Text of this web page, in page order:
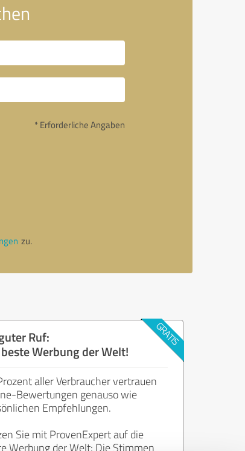
* Erforderliche Angaben
zu.
Ruf:
Werbung der Welt!
aller Verbraucher vertrauen
Bewertungen genauso wie
Empfehlungen.
Sie mit ProvenExpert auf die
Werbung der Welt: Die Stimmen